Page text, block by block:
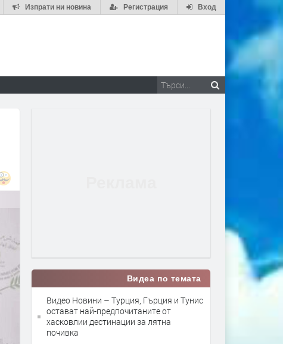
Вход
Регистрация
Изпрати ни новина
Видеа по темата
Видео Новини – Турция, Гърция и Тунис
остават най-предпочитаните от
хасковлии дестинации за лятна
почивка